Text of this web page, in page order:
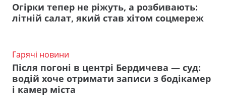
Огірки тепер не ріжуть, а розбивають:
літній салат, який став хітом соцмереж
Гарячі новини
Після погоні в центрі Бердичева — суд:
водій хоче отримати записи з бодікамер
і камер міста